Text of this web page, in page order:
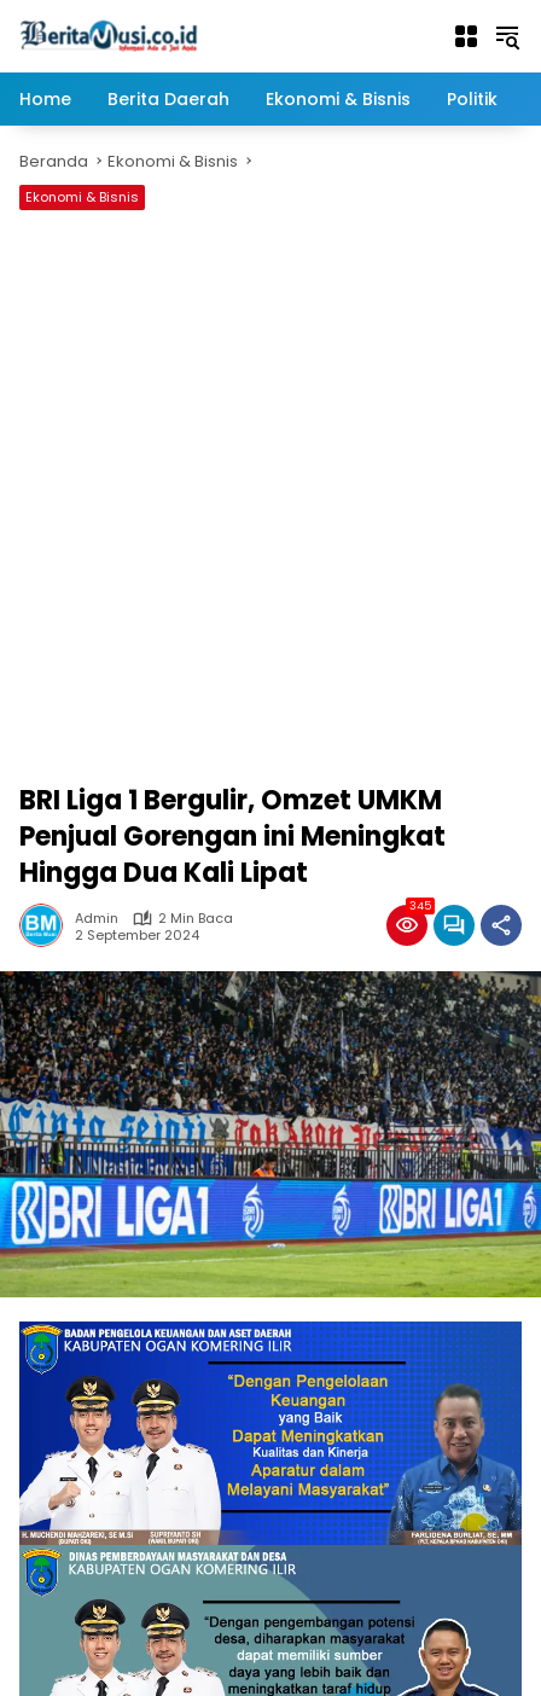
Home
Berita Daerah Ekonomi & Bisnis Politik
Beranda Ekonomi & Bisnis
Ekonomi & Bisnis
BRI Liga 1 Bergulir, Omzet UMKM
Penjual Gorengan ini Meningkat
Hingga Dua Kali Lipat
Admin
2 Min Baca
2 September 2024
345